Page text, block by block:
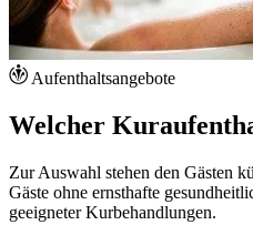
Aufenthaltsangebote
Welcher
Zur Auswahl stehen den Gästen
Gäste ohne ernsthafte
geeigneter Kurbehandlungen.